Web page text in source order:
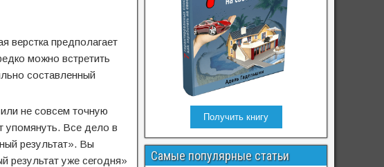
верстка предполагает
можно встретить
составленный
не совсем точную
упомянуть. Все дело в
результат». Вы
результат уже сегодня»
Получить книгу
Самые популярные статьи